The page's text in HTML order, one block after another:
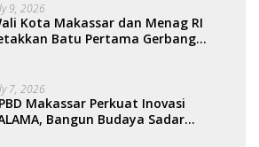
9, 2026
Kota Makassar dan Menag RI
Batu Pertama Gerbang
7, 2026
Makassar Perkuat Inovasi
Bangun Budaya Sadar